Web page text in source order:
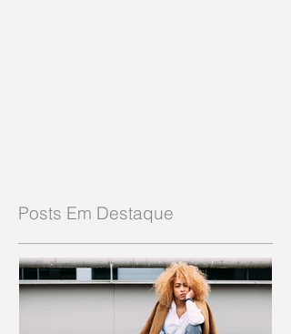
Posts Em Destaque